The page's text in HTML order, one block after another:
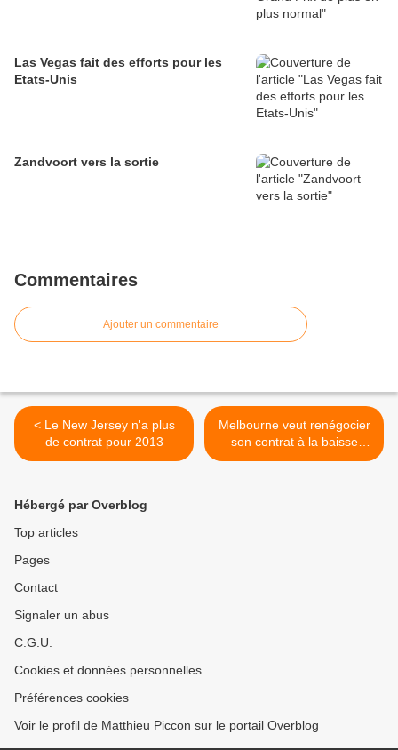
Las Vegas fait des efforts pour les
Etats-Unis
Zandvoort vers la sortie
Commentaires
Ajouter un commentaire
< Le New Jersey n'a plus
de contrat pour 2013
Melbourne veut renégocier
son contrat à la baisse
après 2015 >
Hébergé par Overblog
Top articles
Pages
Contact
Signaler un abus
C.G.U.
Cookies et données personnelles
Préférences cookies
Voir le profil de Matthieu Piccon sur le portail Overblog